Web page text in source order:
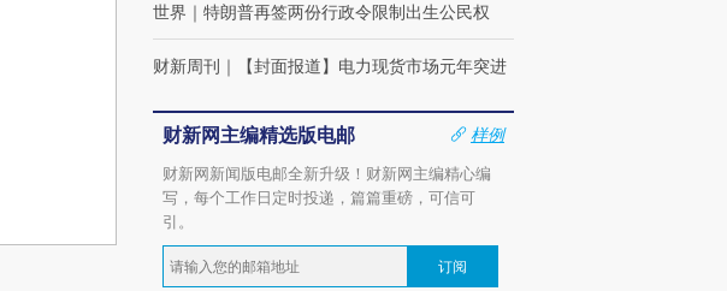
世界 ｜ 特朗普再签两份行政令限制出生公民权
财新周刊 ｜ 【封面报道】电力现货市场元年突进
财新网主编精选版电邮
样例
财新网新闻版电邮全新升级！财新网主编精心编
写，每个工作日定时投递，篇篇重磅，可信可
引。
订阅